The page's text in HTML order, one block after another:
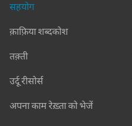
सहयोग
क़ाफ़िया शब्दकोश
तक़्ती
उर्दू रीसोर्स
अपना काम रेख़्ता को भेजें